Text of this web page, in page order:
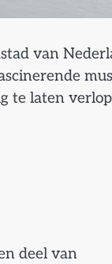
van
te laten
deel van